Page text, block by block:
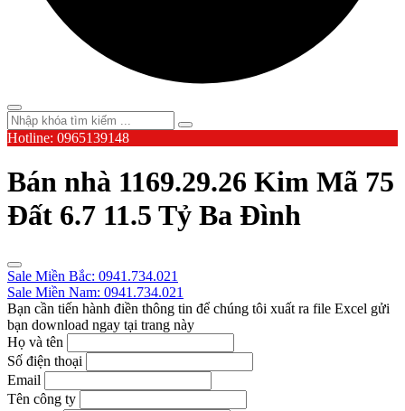
Hotline: 0965139148
Bán nhà 1169.29.26 Kim Mã 75
Đất 6.7 11.5 Tỷ Ba Đình
Sale Miền Bắc: 0941.734.021
Sale Miền Nam: 0941.734.021
Bạn cần tiến hành điền thông tin để chúng tôi xuất ra file Excel gửi
bạn download ngay tại trang này
Họ và tên
Số điện thoại
Email
Tên công ty